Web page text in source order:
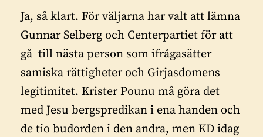
Ja, så klart. För väljarna har valt att lämna
Gunnar Selberg och Centerpartiet för att
gå till nästa person som ifrågasätter
samiska rättigheter och Girjasdomens
legitimitet. Krister Pounu må göra det
med Jesu bergspredikan i ena handen och
de tio budorden i den andra, men KD idag